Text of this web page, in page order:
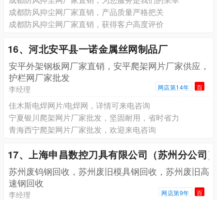
成都防风抑尘网厂家直销，产品质量严格把关
成都防风抑尘网厂家直销，获得客户高度评价
16、河北安平县一诺金属丝网制品厂
安平外架钢板网厂家直销，安平爬架网片厂家供应，
护栏网厂家批发
李经理 网店第14年 百
佳木斯电焊网片/电焊网，详情可来电咨询
宁夏银川爬架网片厂家批发，坚固耐用，省时省力
青海西宁爬架网片厂家批发，欢迎来电咨询
17、上海申昌数控刀具有限公司（苏州分公司）
苏州废钨钢回收，苏州废旧模具钢回收，苏州废旧高
速钢回收
李经理 网店第9年 百